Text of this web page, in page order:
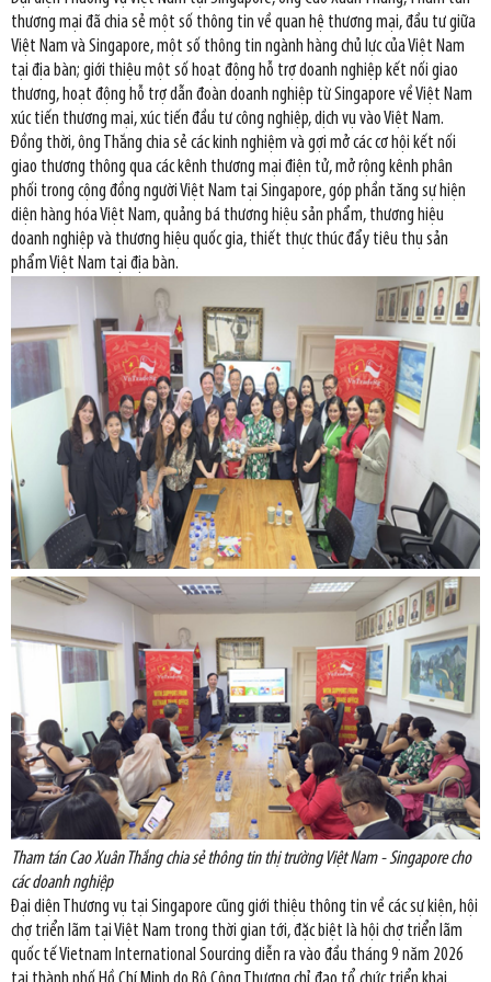
thương mại đã chia sẻ một số thông tin về quan hệ thương mại, đầu tư giữa
Việt Nam và Singapore, một số thông tin ngành hàng chủ lực của Việt Nam
tại địa bàn; giới thiệu một số hoạt động hỗ trợ doanh nghiệp kết nối giao
thương, hoạt động hỗ trợ dẫn đoàn doanh nghiệp từ Singapore về Việt Nam
xúc tiến thương mại, xúc tiến đầu tư công nghiệp, dịch vụ vào Việt Nam.
Đồng thời, ông Thắng chia sẻ các kinh nghiệm và gợi mở các cơ hội kết nối
giao thương thông qua các kênh thương mại điện tử, mở rộng kênh phân
phối trong cộng đồng người Việt Nam tại Singapore, góp phần tăng sự hiện
diện hàng hóa Việt Nam, quảng bá thương hiệu sản phẩm, thương hiệu
doanh nghiệp và thương hiệu quốc gia, thiết thực thúc đẩy tiêu thụ sản
phẩm Việt Nam tại địa bàn.
Tham tán Cao Xuân Thắng chia sẻ thông tin thị trường Việt Nam - Singapore cho
các doanh nghiệp
Đại diện Thương vụ tại Singapore cũng giới thiệu thông tin về các sự kiện, hội
chợ triển lãm tại Việt Nam trong thời gian tới, đặc biệt là hội chợ triển lãm
quốc tế Vietnam International Sourcing diễn ra vào đầu tháng 9 năm 2026